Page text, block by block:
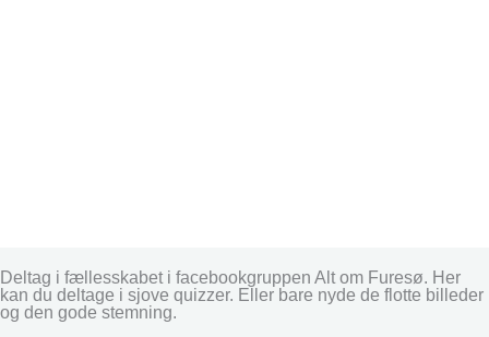
Deltag i fællesskabet i facebookgruppen Alt om Furesø. Her
kan du deltage i sjove quizzer. Eller bare nyde de flotte billeder
og den gode stemning.